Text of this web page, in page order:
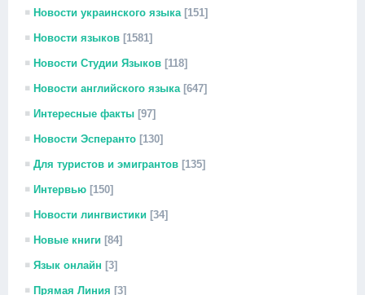
Новости украинского языка [151]
Новости языков [1581]
Новости Студии Языков [118]
Новости английского языка [647]
Интересные факты [97]
Новости Эсперанто [130]
Для туристов и эмигрантов [135]
Интервью [150]
Новости лингвистики [34]
Новые книги [84]
Язык онлайн [3]
Прямая Линия [3]